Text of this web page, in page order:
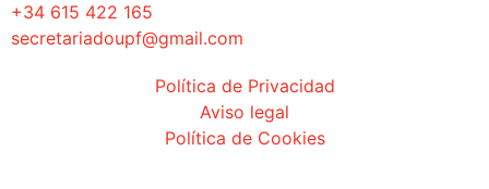
+34 615 422 165
secretariadoupf@gmail.com
Política de Privacidad
Aviso legal
Política de Cookies